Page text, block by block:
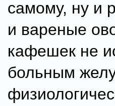
самому, ну и
и вареные
кафешек не
больным